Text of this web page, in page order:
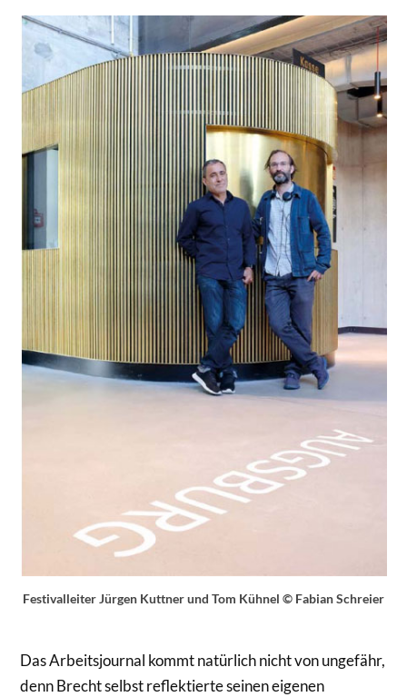
Festivalleiter Jürgen Kuttner und Tom Kühnel © Fabian Schreier
Das Arbeitsjournal kommt natürlich nicht von ungefähr,
denn Brecht selbst reflektierte seinen eigenen